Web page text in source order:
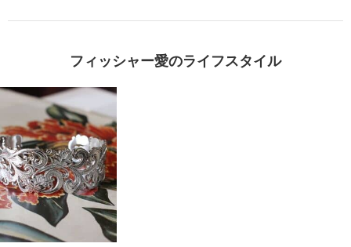
フィッシャー愛のライフスタイル